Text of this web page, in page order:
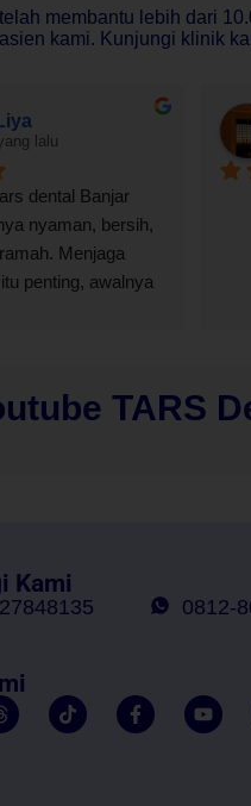
membantu lebih dari
kami. Kunjungi klinik
lalu
dental Banjar
nyaman, bersih,
Menjaga
penting, awalnya
TARS
Kami
0812-